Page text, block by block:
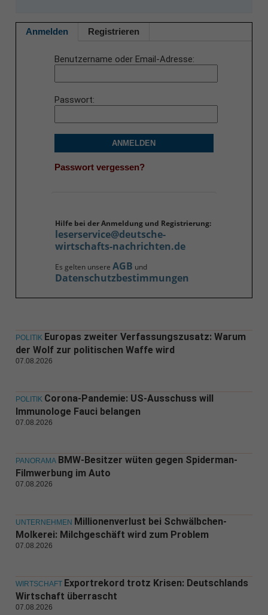
Anmelden Registrieren
Benutzername oder Email-Adresse
Passwort
ANMELDEN
Passwort vergessen?
Hilfe bei der Anmeldung und Registrierung:
leserservice@deutsche-
wirtschafts-nachrichten.de
Es gelten unsere AGB und
Datenschutzbestimmungen
POLITIK Europas zweiter Verfassungszusatz: Warum
der Wolf zur politischen Waffe wird
07.08.2026
POLITIK Corona-Pandemie: US-Ausschuss will
Immunologe Fauci belangen
07.08.2026
PANORAMA BMW-Besitzer wüten gegen Spiderman-
Filmwerbung im Auto
07.08.2026
UNTERNEHMEN Millionenverlust bei Schwälbchen-
Molkerei: Milchgeschäft wird zum Problem
07.08.2026
WIRTSCHAFT Exportrekord trotz Krisen: Deutschlands
Wirtschaft überrascht
07.08.2026